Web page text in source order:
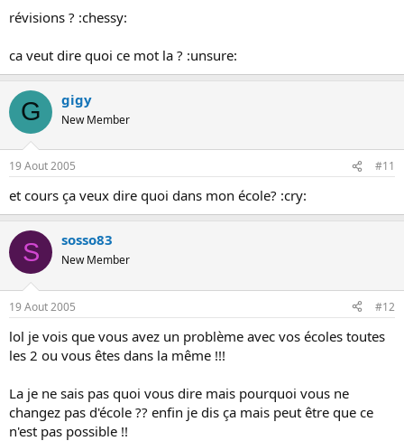
révisions ? :chessy:
ca veut dire quoi ce mot la ? :unsure:
G gigy
New Member
19 Aout 2005 #11
et cours ça veux dire quoi dans mon école? :cry:
S sosso83
New Member
19 Aout 2005 #12
lol je vois que vous avez un problème avec vos écoles toutes
les 2 ou vous êtes dans la même !!!
La je ne sais pas quoi vous dire mais pourquoi vous ne
changez pas d'école ?? enfin je dis ça mais peut être que ce
n'est pas possible !!